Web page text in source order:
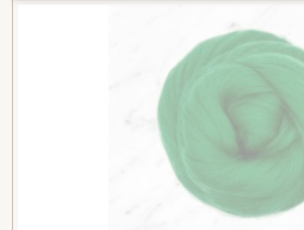
Wol gekaard op lont
Corriedale dieren
Mix pakket diverse kleuren